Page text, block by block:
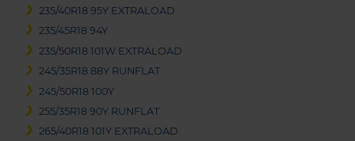
235/40R18 95Y EXTRALOAD
235/45R18 94Y
235/50R18 101W EXTRALOAD
245/35R18 88Y RUNFLAT
245/50R18 100Y
255/35R18 90Y RUNFLAT
265/40R18 101Y EXTRALOAD